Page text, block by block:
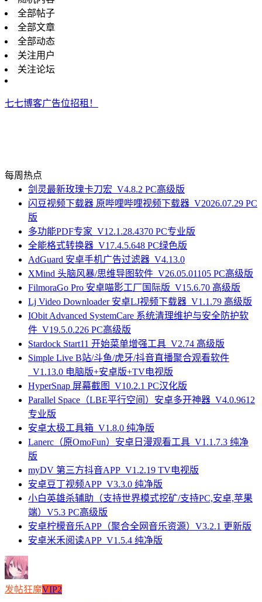
全部帖子
全部文章
全部动态
关注用户
关注论坛
七七博客广告位招租！
每周热点
剑灵最新玫瑰卡刀宏_V4.8.2 PC高级版
闪豆视频下载器 原哔哩哔哩视频下载器_V2026.07.29 PC
版
多功能PDF专家_V12.1.28.4370 PC专业版
全能格式转换器_V17.4.5.648 PC绿色版
AdGuard 安卓手机广告过滤器_V4.13.0
XMind 头脑风暴/思维导图软件_V26.05.01105 PC高级版
FilmoraGo Pro 安卓喵影工厂国际版_V15.6.70 高级版
Lj Video Downloader 安卓LJ视频下载器_V1.1.79 高级版
IObit Advanced SystemCare 系统清理维护与安全防护软
件_V19.5.0.226 PC高级版
Stardock Start11 开始菜单增强工具_V2.74 高级版
Simple Live B站/斗鱼/虎牙/抖音直播聚合观看软件
_V1.13.0 电脑版+安卓版+TV电视版
HyperSnap 屏幕截图_V10.2.1 PC汉化版
Parallel Space（LBE平行空间）安卓多开神器_V4.0.9612
专业版
安卓太极工具箱_V1.8.0 纯净版
Lanerc（原OmoFun）安卓日漫观看工具_V1.1.7.3 纯净
版
myDV 第三方抖音APP_V1.2.19 TV电视版
安卓豆丁视频APP_V3.3.0 纯净版
小白英雄杀辅助（支持世界模式挖矿/支持PC,安卓,苹果
端）V5.3 PC高级版
安卓柠檬音乐APP（聚合全网音乐资源）V3.2.1 更新版
安卓米禾阅读APP_V1.5.4 纯净版
发帖狂魔VIP2